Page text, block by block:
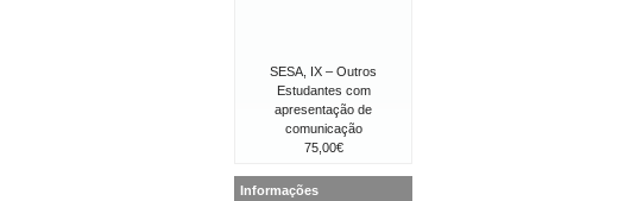
SESA, IX – Outros
Estudantes com
apresentação de
comunicação
75,00€
Informações